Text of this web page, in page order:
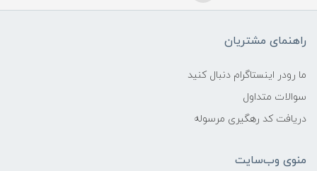
راهنمای مشتریان
ما رودر اینستاگرام دنبال کنید
سوالات متداول
دریافت کد رهگیری مرسوله
منوی وب‌سایت